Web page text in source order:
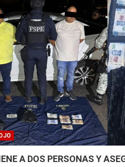
A DOS PERSONAS Y